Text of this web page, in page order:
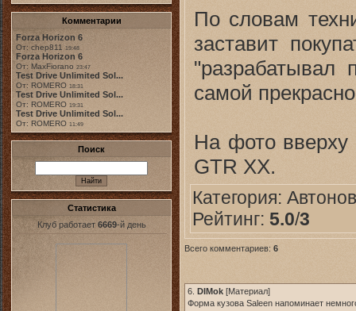
Комментарии
Forza Horizon 6
От: chep811 19:48
Forza Horizon 6
От: MaxFiorano 23:47
Test Drive Unlimited Sol...
От: ROMERO 18:31
Test Drive Unlimited Sol...
От: ROMERO 19:31
Test Drive Unlimited Sol...
От: ROMERO 11:49
Поиск
Статистика
Клуб работает 6669-й день
По словам
заставит
самой
На фото
GTR XX.
Категория:
Рейтинг: 5.0/3
Всего комментариев: 6
6. DIMok [Материал]
Форма кузова Saleen напоминает